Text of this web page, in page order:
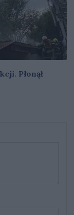
Płonął